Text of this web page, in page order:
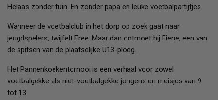
Helaas zonder tuin. En zonder papa en leuke voetbalpartijtjes.
Wanneer de voetbalclub in het dorp op zoek gaat naar
jeugdspelers, twijfelt Free. Maar dan ontmoet hij Fiene, een van
de spitsen van de plaatselijke U13-ploeg…
Het Pannenkoekentornooi is een verhaal voor zowel
voetbalgekke als niet-voetbalgekke jongens en meisjes van 9
tot 13.